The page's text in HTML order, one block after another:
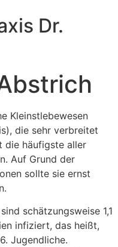
Dr.
Kleinstlebewesen
die sehr verbreitet
die häufigste aller
Auf Grund der
sollte sie ernst
schätzungsweise 1,1
infiziert, das heißt,
Jugendliche.